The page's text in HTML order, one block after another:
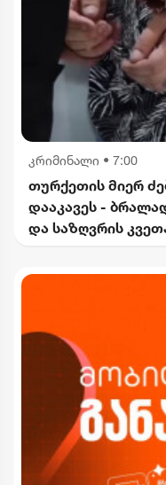
კრიმინალი • 7:00
თურქეთის მიერ
დააკავეს -
და საზღვრის